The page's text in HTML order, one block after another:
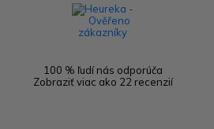
100 % ľudí nás odporúča
Zobraziť viac ako 22 recenzií